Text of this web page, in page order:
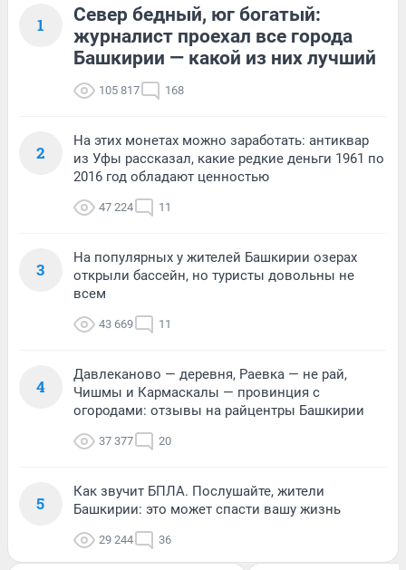
1
Север бедный, юг богатый:
журналист проехал все города
Башкирии — какой из них лучший
105 817 168
2
На этих монетах можно заработать: антиквар
из Уфы рассказал, какие редкие деньги 1961 по
2016 год обладают ценностью
47 224 11
3
На популярных у жителей Башкирии озерах
открыли бассейн, но туристы довольны не
всем
43 669 11
4
Давлеканово — деревня, Раевка — не рай,
Чишмы и Кармаскалы — провинция с
огородами: отзывы на райцентры Башкирии
37 377 20
5
Как звучит БПЛА. Послушайте, жители
Башкирии: это может спасти вашу жизнь
29 244 36